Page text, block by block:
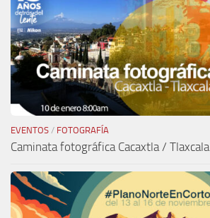
EVENTOS / FOTOGRAFÍA
Caminata fotográfica Cacaxtla / Tlaxcala